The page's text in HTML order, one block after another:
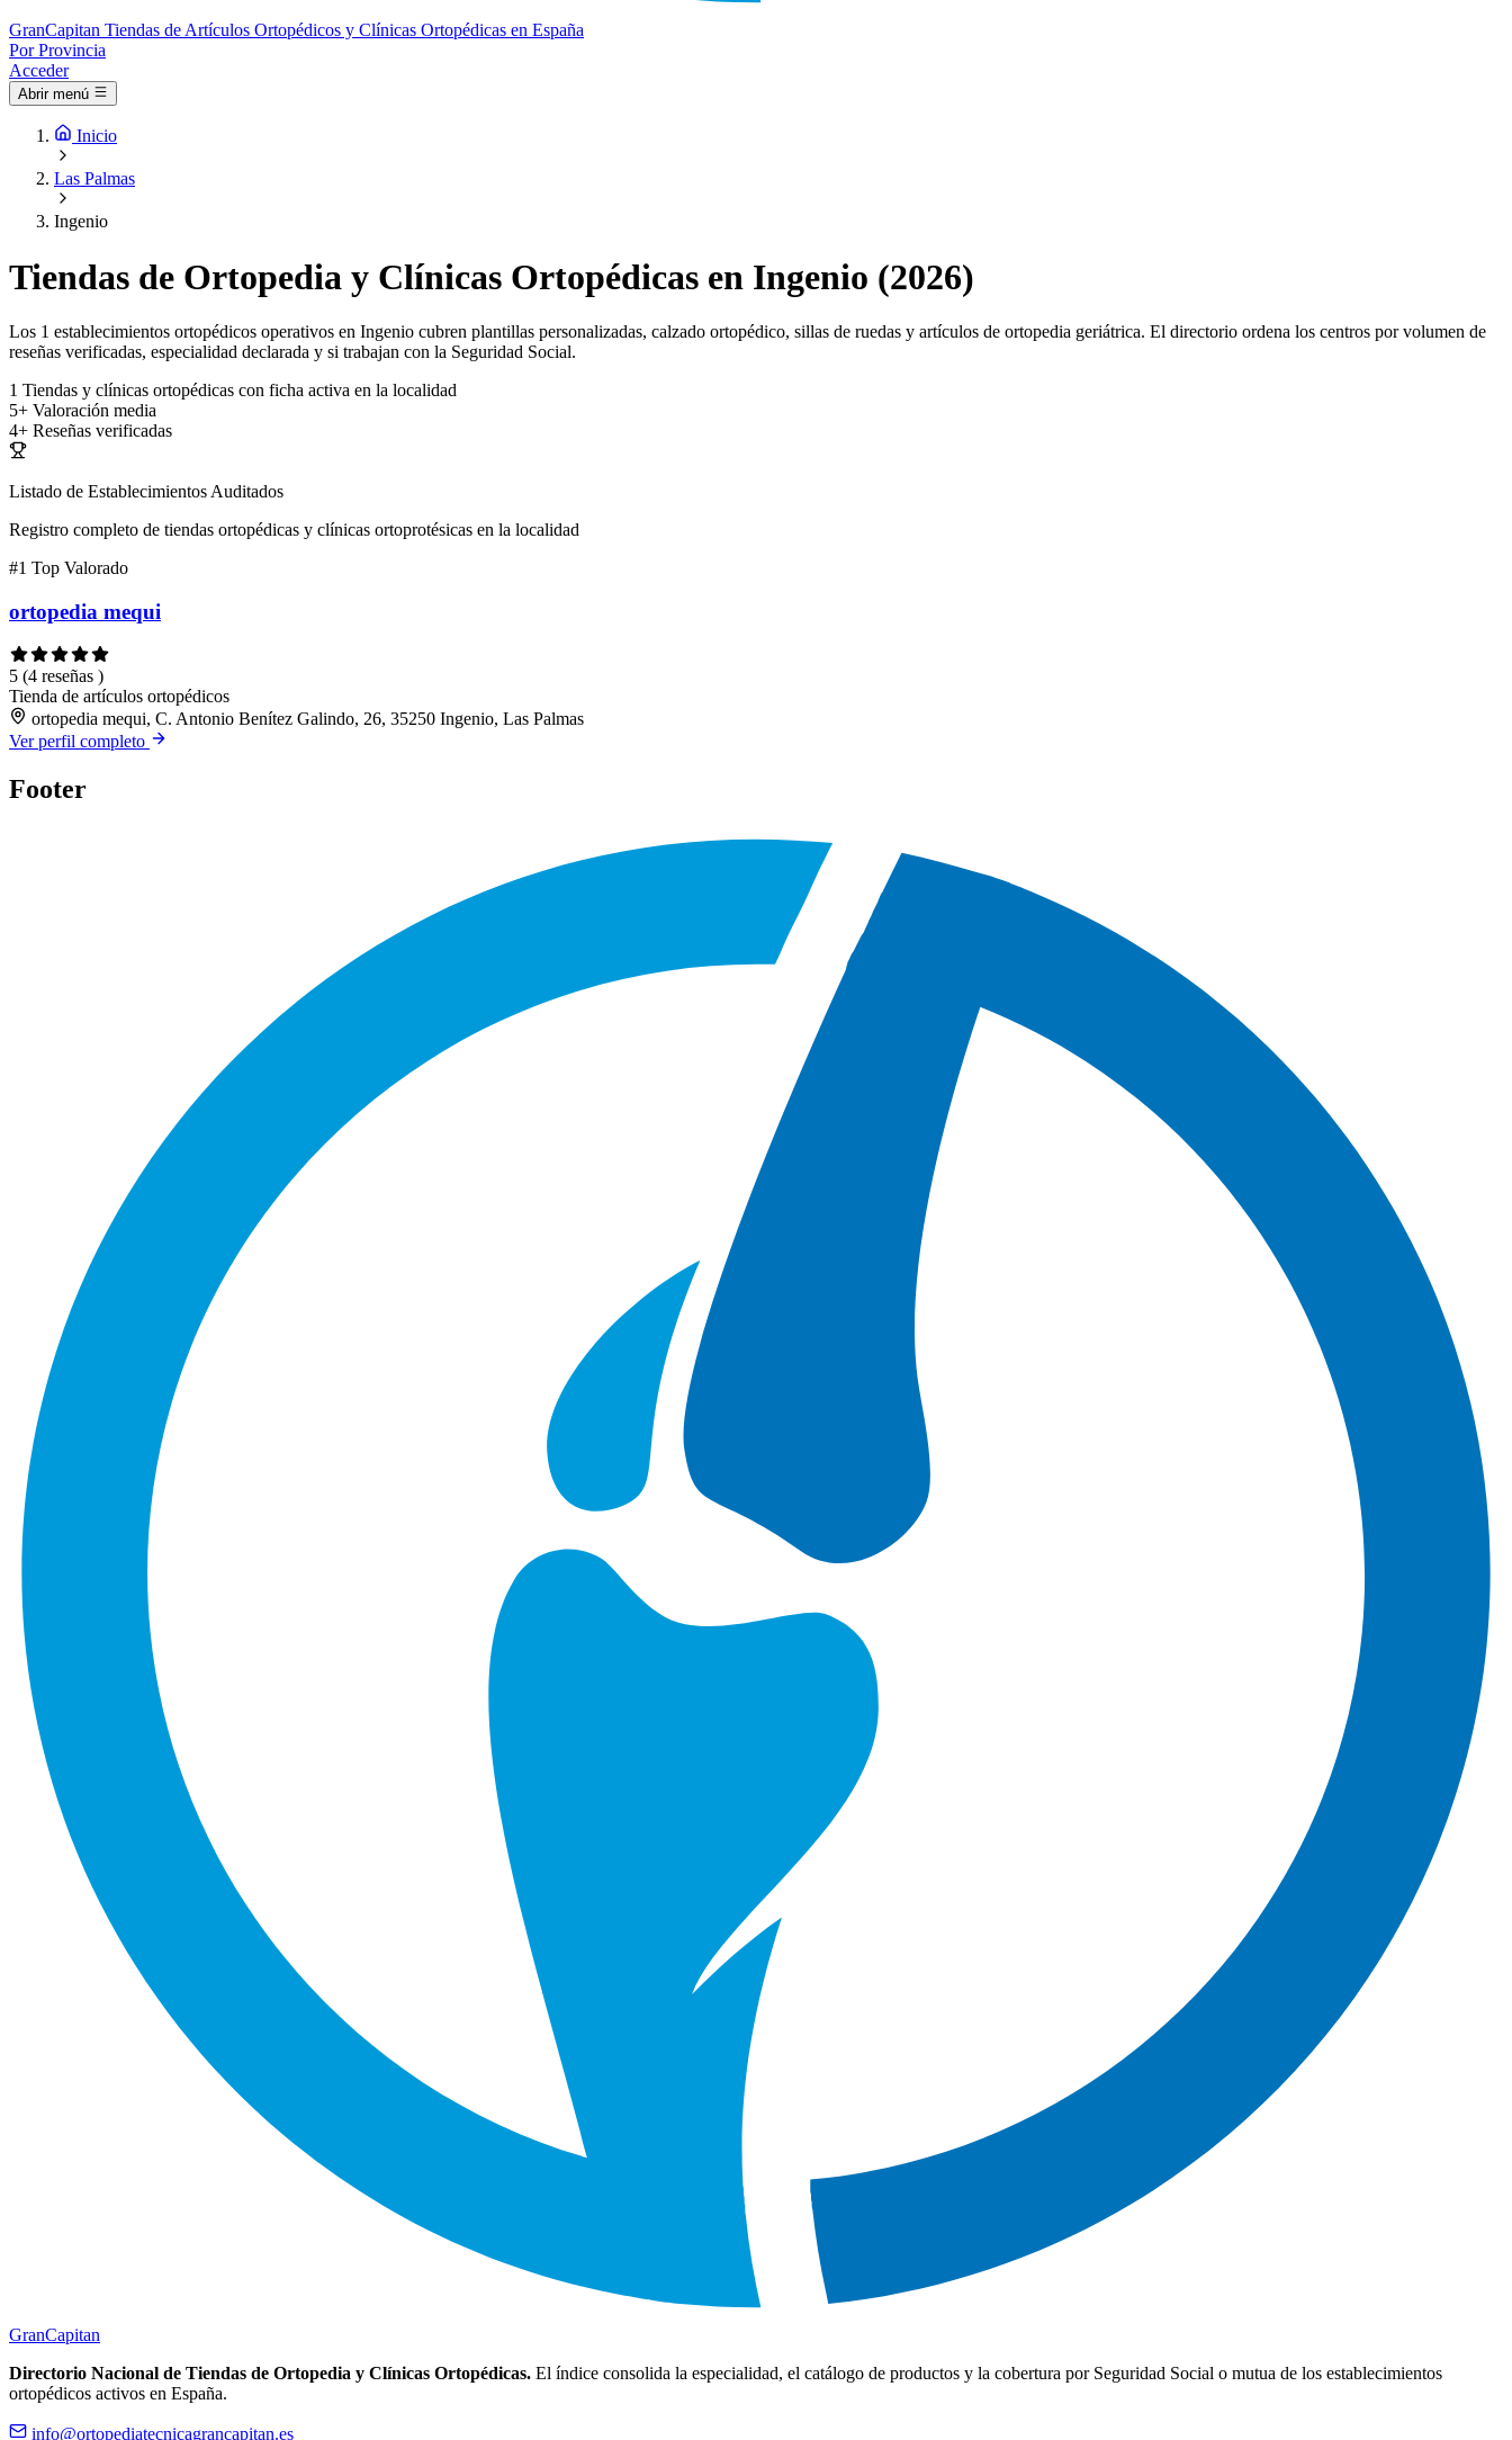
GranCapitan Tiendas de Artículos Ortopédicos y Clínicas Ortopédicas en España
Por Provincia
Acceder
Abrir menú
Inicio
Las Palmas
Ingenio
Tiendas de Ortopedia y Clínicas Ortopédicas en Ingenio (2026)
Los 1 establecimientos ortopédicos operativos en Ingenio cubren plantillas personalizadas, calzado ortopédico, sillas de ruedas y artículos de ortopedia geriátrica. El directorio ordena los centros por volumen de
reseñas verificadas, especialidad declarada y si trabajan con la Seguridad Social.
1 Tiendas y clínicas ortopédicas con ficha activa en la localidad
5+ Valoración media
4+ Reseñas verificadas
Listado de Establecimientos Auditados
Registro completo de tiendas ortopédicas y clínicas ortoprotésicas en la localidad
#1 Top Valorado
ortopedia mequi
5 (4 reseñas )
Tienda de artículos ortopédicos
ortopedia mequi, C. Antonio Benítez Galindo, 26, 35250 Ingenio, Las Palmas
Ver perfil completo
Footer
GranCapitan
Directorio Nacional de Tiendas de Ortopedia y Clínicas Ortopédicas. El índice consolida la especialidad, el catálogo de productos y la cobertura por Seguridad Social o mutua de los establecimientos
ortopédicos activos en España.
info@ortopediatecnicagrancapitan.es